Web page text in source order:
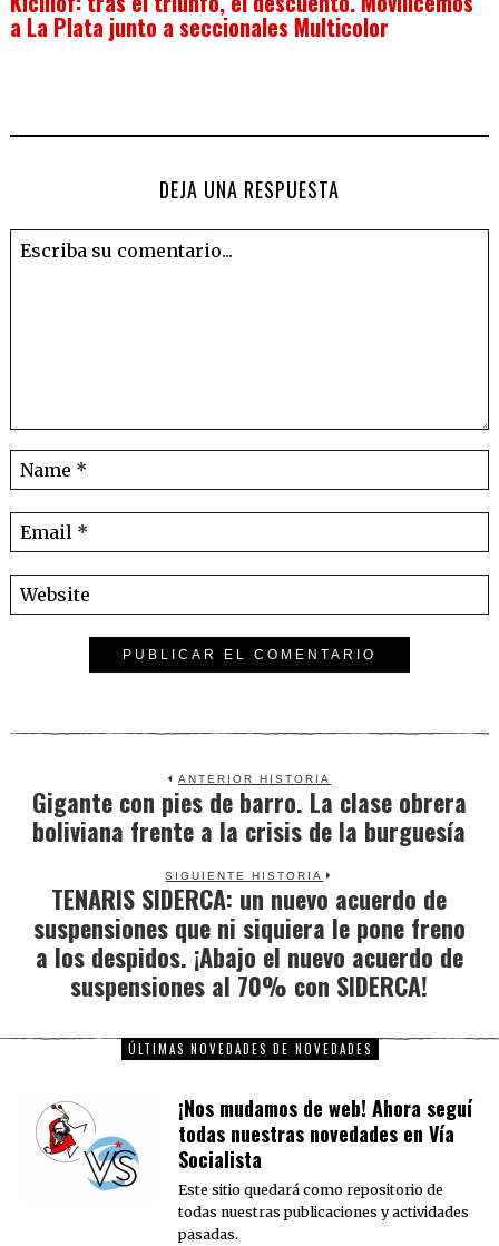
a La Plata junto a seccionales Multicolor
DEJA UNA RESPUESTA
ANTERIOR HISTORIA
Previous
post:
Gigante con pies de barro. La clase obrera
boliviana frente a la crisis de la burguesía
SIGUIENTE HISTORIA
Next
post:
TENARIS SIDERCA: un nuevo acuerdo de
suspensiones que ni siquiera le pone freno
a los despidos. ¡Abajo el nuevo acuerdo de
suspensiones al 70% con SIDERCA!
ÚLTIMAS NOVEDADES DE NOVEDADES
¡Nos mudamos de web! Ahora seguí
todas nuestras novedades en Vía
Socialista
Este sitio quedará como repositorio de
todas nuestras publicaciones y actividades
pasadas.